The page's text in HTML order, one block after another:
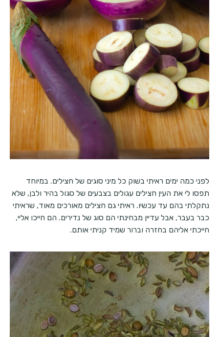
לפני כמה ימים ראיתי בשוק כל מיני סוגים של חצילים. במיוחד
תפסו לי את העין חצילים עגולים בצבעים של סגול בהיר ולבן, שלא
נתקלתי בהם עד עכשיו. ראיתי גם חצילים מאורכים מאוד, שראיתי
כבר בעבר, אבל עדיין מבחינתי הם סוג של נדירים. הם חייכו אליי,
חייכתי אליהם בחזרה וברור שמיד קניתי אותם.